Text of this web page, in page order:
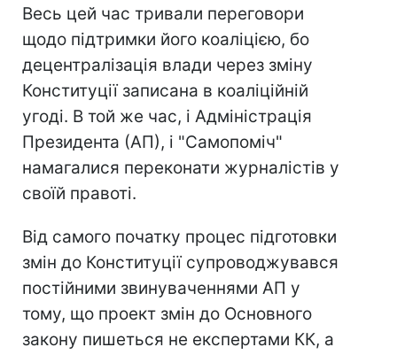
Весь цей час тривали переговори
щодо підтримки його коаліцією, бо
децентралізація влади через зміну
Конституції записана в коаліційній
угоді. В той же час, і Адміністрація
Президента (АП), і "Самопоміч"
намагалися переконати журналістів у
своїй правоті.
Від самого початку процес підготовки
змін до Конституції супроводжувався
постійними звинуваченнями АП у
тому, що проект змін до Основного
закону пишеться не експертами КК, а